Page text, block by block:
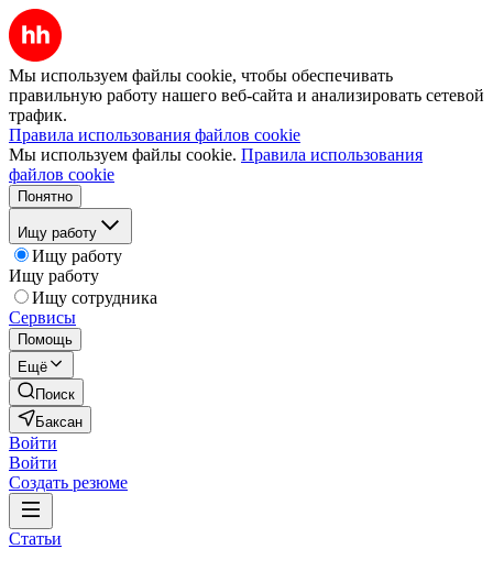
Мы используем файлы cookie, чтобы обеспечивать
правильную работу нашего веб-сайта и анализировать сетевой
трафик.
Правила использования файлов cookie
Мы используем файлы cookie. Правила использования
файлов cookie
Понятно
Ищу работу
Ищу работу
Ищу работу
Ищу сотрудника
Сервисы
Помощь
Ещё
Поиск
Баксан
Войти
Войти
Создать резюме
Статьи